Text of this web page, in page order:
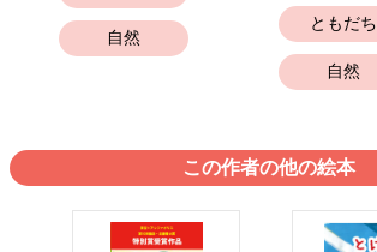
自然
ともだち
自然
この作者の他の絵本